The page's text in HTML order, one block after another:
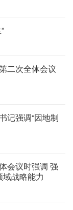
二次全体会议
记强调“因地制
会议时强调 强
战略能力